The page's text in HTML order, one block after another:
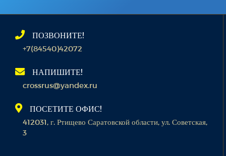
ПОЗВОНИТЕ!
+7(84540)42072
НАПИШИТЕ!
crossrus@yandex.ru
ПОСЕТИТЕ ОФИС!
412031, г. Ртищево Саратовской области, ул. Советская,
3